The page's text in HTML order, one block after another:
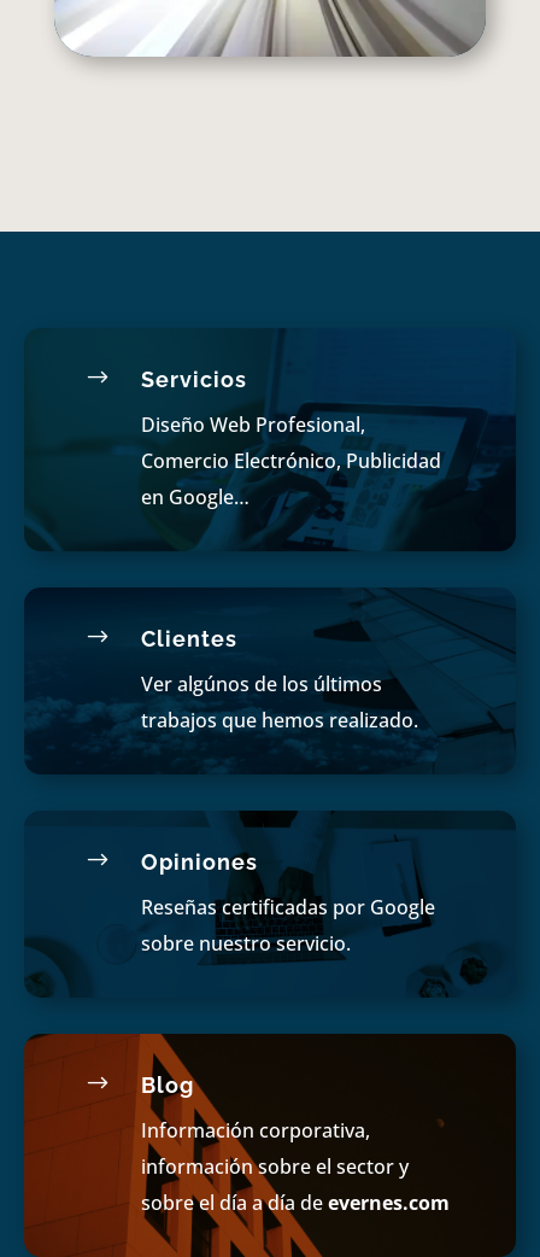
$ Servicios
Diseño Web Profesional,
Comercio Electrónico, Publicidad
en Google…
$ Clientes
Ver algúnos de los últimos
trabajos que hemos realizado.
$ Opiniones
Reseñas certificadas por Google
sobre nuestro servicio.
$ Blog
Información corporativa,
información sobre el sector y
sobre el día a día deevernes.com